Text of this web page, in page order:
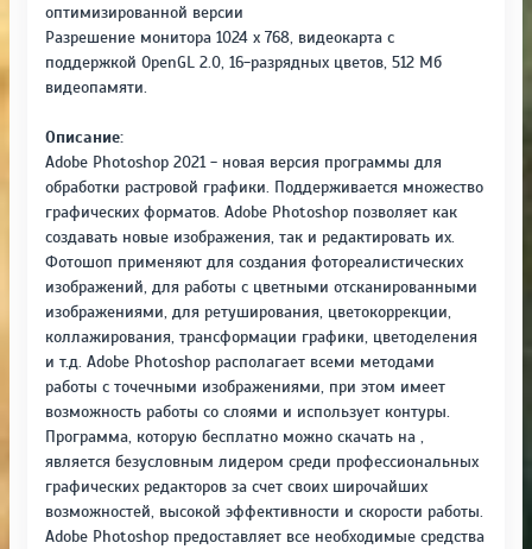
оптимизированной версии
Разрешение монитора 1024 x 768, видеокарта с
поддержкой OpenGL 2.0, 16-разрядных цветов, 512 Мб
видеопамяти.
Описание:
Adobe Photoshop 2021 - новая версия программы для
обработки растровой графики. Поддерживается множество
графических форматов. Adobe Photoshop позволяет как
создавать новые изображения, так и редактировать их.
Фотошоп применяют для создания фотореалистических
изображений, для работы с цветными отсканированными
изображениями, для ретуширования, цветокоррекции,
коллажирования, трансформации графики, цветоделения
и т.д. Adobe Photoshop располагает всеми методами
работы с точечными изображениями, при этом имеет
возможность работы со слоями и использует контуры.
Программа, которую бесплатно можно скачать на ,
является безусловным лидером среди профессиональных
графических редакторов за счет своих широчайших
возможностей, высокой эффективности и скорости работы.
Adobe Photoshop предоставляет все необходимые средства